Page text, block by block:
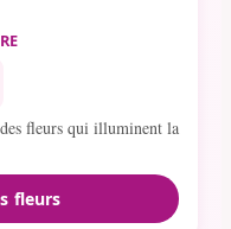
fleurs qui illuminent la
fleurs